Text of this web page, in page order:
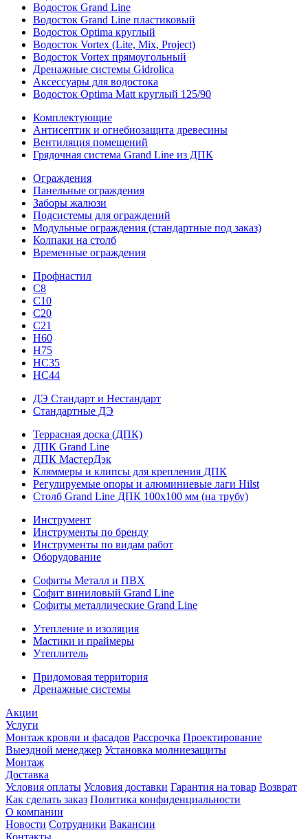
Водосток Grand Line
Водосток Grand Line пластиковый
Водосток Optima круглый
Водосток Vortex (Lite, Mix, Project)
Водосток Vortex прямоугольный
Дренажные системы Gidrolica
Аксессуары для водостока
Водосток Optima Matt круглый 125/90
Комплектующие
Антисептик и огнебиозащита древесины
Вентиляция помещений
Грядочная система Grand Line из ДПК
Ограждения
Панельные ограждения
Заборы жалюзи
Подсистемы для ограждений
Модульные ограждения (стандартные под заказ)
Колпаки на столб
Временные ограждения
Профнастил
С8
С10
С20
С21
H60
H75
HС35
НС44
ДЭ Стандарт и Нестандарт
Стандартные ДЭ
Террасная доска (ДПК)
ДПК Grand Line
ДПК МастерДэк
Кляммеры и клипсы для крепления ДПК
Регулируемые опоры и алюминиевые лаги Hilst
Столб Grand Line ДПК 100х100 мм (на трубу)
Инструмент
Инструменты по бренду
Инструменты по видам работ
Оборудование
Софиты Металл и ПВХ
Софит виниловый Grand Line
Софиты металлические Grand Line
Утепление и изоляция
Мастики и праймеры
Утеплитель
Придомовая территория
Дренажные системы
Акции
Услуги
Монтаж кровли и фасадов Рассрочка Проектирование
Выездной менеджер Установка молниезащиты
Монтаж
Доставка
Условия оплаты Условия доставки Гарантия на товар Возврат
Как сделать заказ Политика конфиденциальности
О компании
Новости Сотрудники Вакансии
Контакты